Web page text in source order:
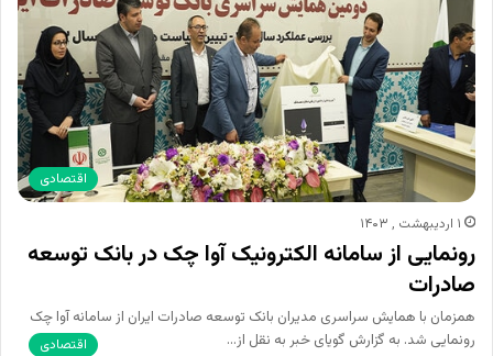
اقتصادی
۱ اردیبهشت , ۱۴۰۳
رونمایی از سامانه الکترونیک آوا چک در بانک توسعه
صادرات
همزمان با همایش سراسری مدیران بانک توسعه صادرات ایران از سامانه آوا چک
رونمایی شد. به گزارش گویای خبر به نقل از…
اقتصادی